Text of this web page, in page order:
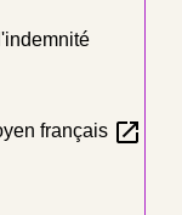
français open_in_new